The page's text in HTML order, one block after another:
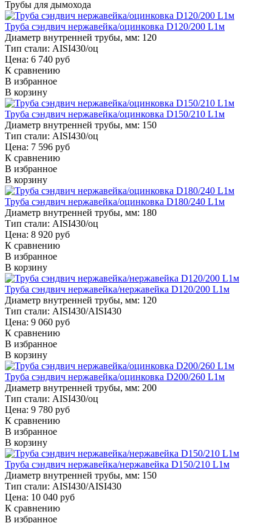
Трубы для дымохода
Труба сэндвич нержавейка/оцинковка D120/200 L1м
Диаметр внутренней трубы, мм: 120
Тип стали: AISI430/оц
Цена: 6 740 руб
К сравнению
В избранное
В корзину
Труба сэндвич нержавейка/оцинковка D150/210 L1м
Диаметр внутренней трубы, мм: 150
Тип стали: AISI430/оц
Цена: 7 596 руб
К сравнению
В избранное
В корзину
Труба сэндвич нержавейка/оцинковка D180/240 L1м
Диаметр внутренней трубы, мм: 180
Тип стали: AISI430/оц
Цена: 8 920 руб
К сравнению
В избранное
В корзину
Труба сэндвич нержавейка/нержавейка D120/200 L1м
Диаметр внутренней трубы, мм: 120
Тип стали: AISI430/AISI430
Цена: 9 060 руб
К сравнению
В избранное
В корзину
Труба сэндвич нержавейка/оцинковка D200/260 L1м
Диаметр внутренней трубы, мм: 200
Тип стали: AISI430/оц
Цена: 9 780 руб
К сравнению
В избранное
В корзину
Труба сэндвич нержавейка/нержавейка D150/210 L1м
Диаметр внутренней трубы, мм: 150
Тип стали: AISI430/AISI430
Цена: 10 040 руб
К сравнению
В избранное